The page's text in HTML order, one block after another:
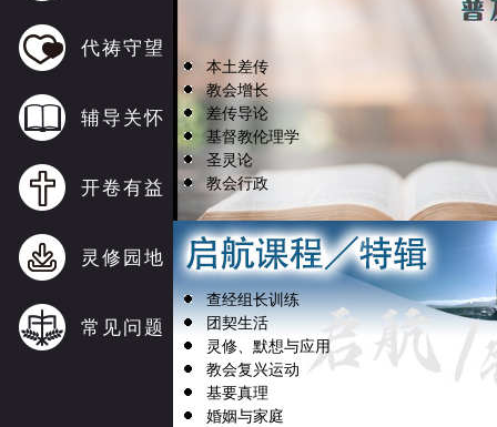
代祷守望
辅导关怀
开卷有益
灵修园地
常见问题
本土差传
教会增长
差传导论
基督教伦理学
圣灵论
教会行政
查经组长训练
团契生活
灵修、默想与应用
教会复兴运动
基要真理
婚姻与家庭